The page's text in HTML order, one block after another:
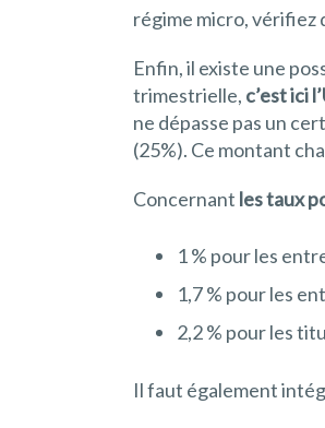
régime micro, vérifiez
Enfin, il existe une
trimestrielle, c’est ici
ne dépasse pas un
(25%). Ce montant
Concernant les taux
1 % pour les
1,7 % pour les
2,2 % pour les
Il faut également